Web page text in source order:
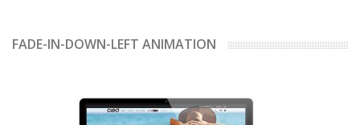
FADE-IN-DOWN-LEFT ANIMATION